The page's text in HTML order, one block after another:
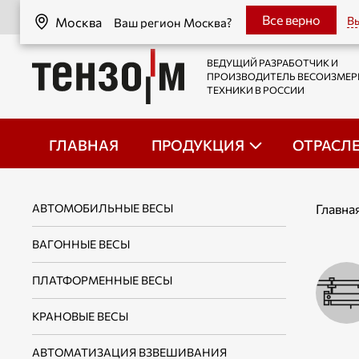
Москва Ваш регион Москва?
Москва Все верно
ВЕДУЩИЙ РАЗРАБОТЧИК И
ПРОИЗВОДИТЕЛЬ
ТЕХНИКИ В РОССИИ
ГЛАВНАЯ ПРОДУКЦИЯ
АВТОМОБИЛЬНЫЕ ВЕСЫ
ВАГОННЫЕ ВЕСЫ
ПЛАТФОРМЕННЫЕ ВЕСЫ
КРАНОВЫЕ ВЕСЫ
АВТОМАТИЗАЦИЯ ВЗВЕШИВАНИЯ